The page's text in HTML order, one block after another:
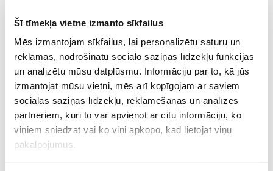
Šī tīmekļa vietne izmanto sīkfailus
Mēs izmantojam sīkfailus, lai personalizētu saturu un
reklāmas, nodrošinātu sociālo saziņas līdzekļu funkcijas
un analizētu mūsu datplūsmu. Informāciju par to, kā jūs
izmantojat mūsu vietni, mēs arī kopīgojam ar saviem
sociālās saziņas līdzekļu, reklamēšanas un analīzes
partneriem, kuri to var apvienot ar citu informāciju, ko
viņiem sniedzat vai ko viņi apkopo, kad lietojat viņu
pakalpojumus.
Nepalaid garām iespēju un dodies veikt likmes!
Iepazīsties ar šo un citiem “Klondaika”
piedāvājumiemŠEIT!
CITAS ZIŅAS NO ŠĪS KATEGORIJAS